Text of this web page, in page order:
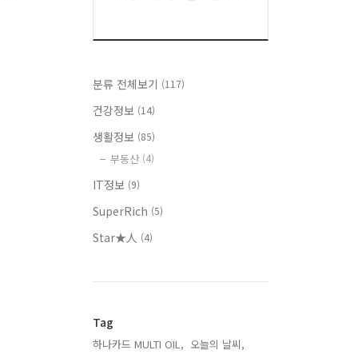
분류 전체보기 (117)
건강정보 (14)
생활정보 (85)
부동산 (4)
IT정보 (9)
SuperRich (5)
Star★人 (4)
Tag
하나카드 MULTI OIL, 오늘의 날씨,